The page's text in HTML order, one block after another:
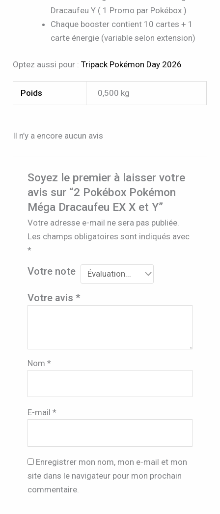
Dracaufeu Y ( 1 Promo par Pokébox )
Chaque booster contient 10 cartes + 1
carte énergie (variable selon extension)
Optez aussi pour :Tripack Pokémon Day 2026
Poids 0,500 kg
Il n’y a encore aucun avis
Soyez le premier à laisser votre
avis sur “2 Pokébox Pokémon
Méga Dracaufeu EX X et Y”
Votre adresse e-mail ne sera pas publiée.
Les champs obligatoires sont indiqués avec
*
Votre note
Votre avis *
Nom *
E-mail *
Enregistrer mon nom, mon e-mail et mon
site dans le navigateur pour mon prochain
commentaire.